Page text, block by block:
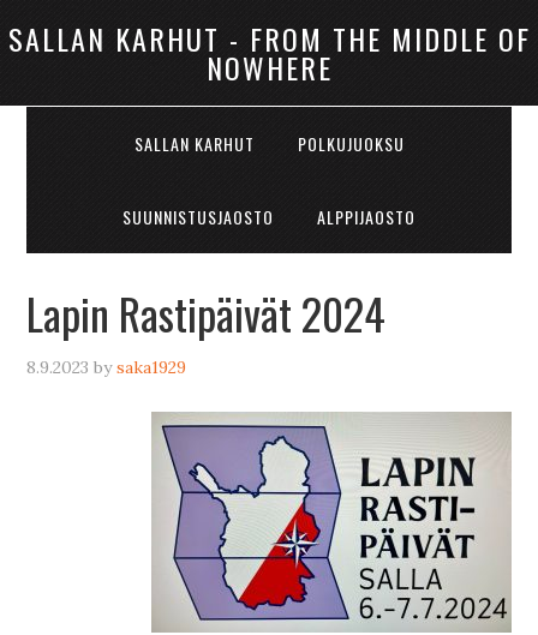
SALLAN KARHUT - FROM THE MIDDLE OF
NOWHERE
SALLAN KARHUT POLKUJUOKSU
SUUNNISTUSJAOSTO ALPPIJAOSTO
Lapin Rastipäivät 2024
8.9.2023 bysaka1929